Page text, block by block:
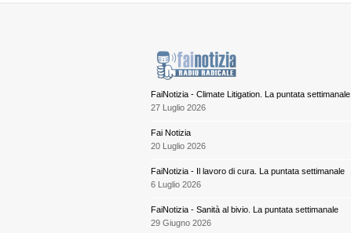
FaiNotizia - Climate Litigation. La puntata settimanale
27 Luglio 2026
Fai Notizia
20 Luglio 2026
FaiNotizia - Il lavoro di cura. La puntata settimanale
6 Luglio 2026
FaiNotizia - Sanità al bivio. La puntata settimanale
29 Giugno 2026